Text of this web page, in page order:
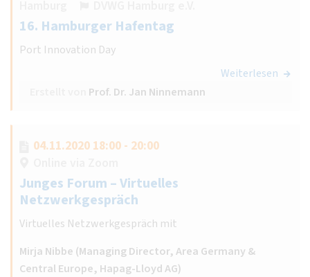
16. Hamburger Hafentag
Port Innovation Day
Weiterlesen
Prof. Dr. Jan Ninnemann
04.11.2020 18:00 - 20:00
Junges Forum – Virtuelles
Netzwerkgespräch
Virtuelles Netzwerkgespräch mit
Mirja Nibbe (Managing Director, Area Germany &
Central Europe, Hapag-Lloyd AG)